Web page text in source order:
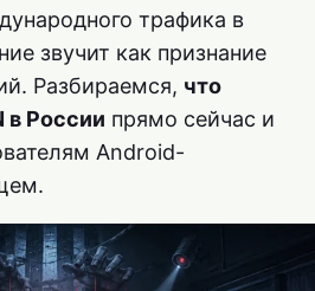
трафика в
звучит как признание
Разбираемся, что
в России прямо сейчас и
Android-